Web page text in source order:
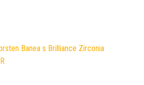
Banea s Brilliance Zirconia